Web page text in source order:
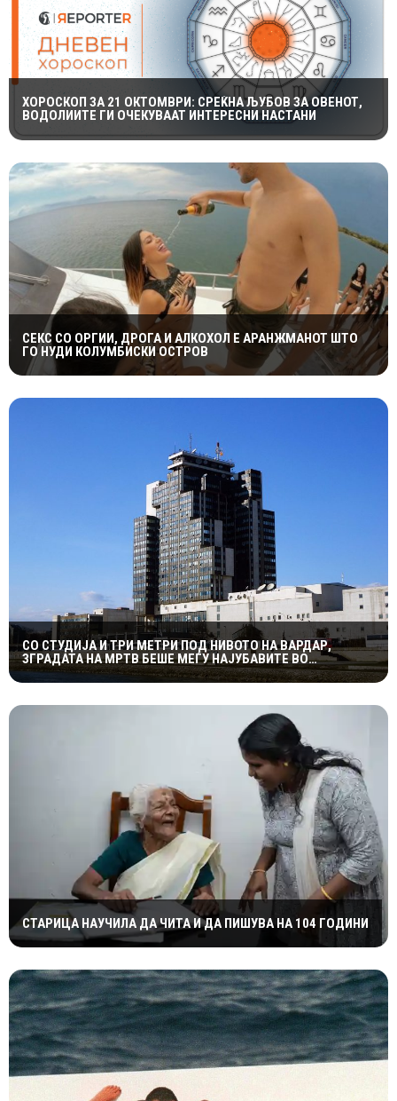
ХОРОСКОП ЗА 21 ОКТОМВРИ: СРЕЌНА ЉУБОВ ЗА ОВЕНОТ,
ВОДОЛИИТЕ ГИ ОЧЕКУВААТ ИНТЕРЕСНИ НАСТАНИ
СЕКС СО ОРГИИ, ДРОГА И АЛКОХОЛ Е АРАНЖМАНОТ ШТО
ГО НУДИ КОЛУМБИСКИ ОСТРОВ
СО СТУДИЈА И ТРИ МЕТРИ ПОД НИВОТО НА ВАРДАР,
ЗГРАДАТА НА МРТВ БЕШЕ МЕЃУ НАЈУБАВИТЕ ВО
ЈУГОСЛАВИЈА
СТАРИЦА НАУЧИЛА ДА ЧИТА И ДА ПИШУВА НА 104 ГОДИНИ